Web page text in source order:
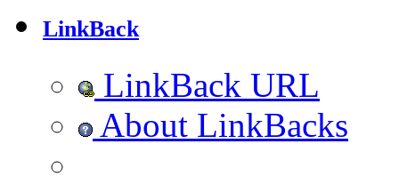
LinkBack
LinkBack URL
About LinkBacks